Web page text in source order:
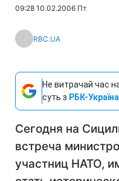
09:28 10.02.2006 Пт
RBC.UA
Не витрачай час
суть з РБК-
Сегодня на
встреча
участниц НАТО,